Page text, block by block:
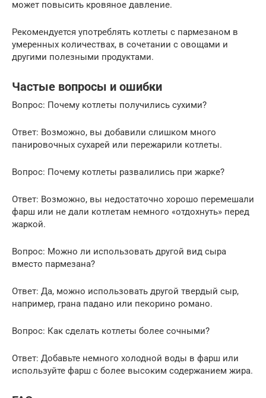
может повысить кровяное давление.
Рекомендуется употреблять котлеты с пармезаном в
умеренных количествах, в сочетании с овощами и
другими полезными продуктами.
Частые вопросы и ошибки
Вопрос: Почему котлеты получились сухими?
Ответ: Возможно, вы добавили слишком много
панировочных сухарей или пережарили котлеты.
Вопрос: Почему котлеты развалились при жарке?
Ответ: Возможно, вы недостаточно хорошо перемешали
фарш или не дали котлетам немного «отдохнуть» перед
жаркой.
Вопрос: Можно ли использовать другой вид сыра
вместо пармезана?
Ответ: Да, можно использовать другой твердый сыр,
например, грана падано или пекорино романо.
Вопрос: Как сделать котлеты более сочными?
Ответ: Добавьте немного холодной воды в фарш или
используйте фарш с более высоким содержанием жира.